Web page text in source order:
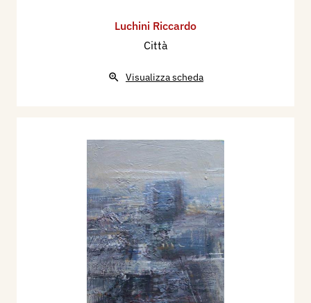
Luchini Riccardo
Città
Visualizza scheda